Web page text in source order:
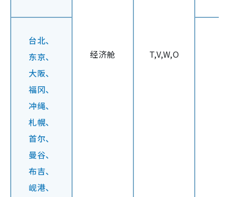
经济舱 T,V,W,O
台北、
东京、
大阪、
福冈、
冲绳、
札幌、
首尔、
曼谷、
布吉、
岘港、